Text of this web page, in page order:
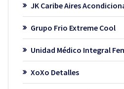
JK Caribe Aires
Grupo Frio Extreme Cool
Unidad Médico Integral
XoXo Detalles